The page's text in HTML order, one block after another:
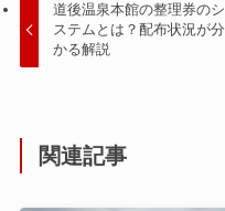
道後温泉本館の整理券のシ
ステムとは？配布状況が分
かる解説
関連記事